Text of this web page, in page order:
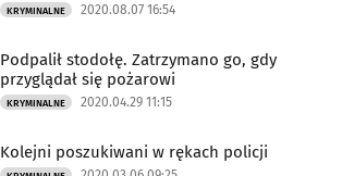
KRYMINALNE 2020.08.07 16:54
Podpalił stodołę. Zatrzymano go, gdy
przyglądał się pożarowi
KRYMINALNE 2020.04.29 11:15
Kolejni poszukiwani w rękach policji